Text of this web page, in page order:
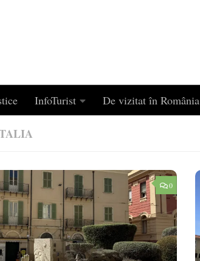
InfoTurist De vizitat în România
0